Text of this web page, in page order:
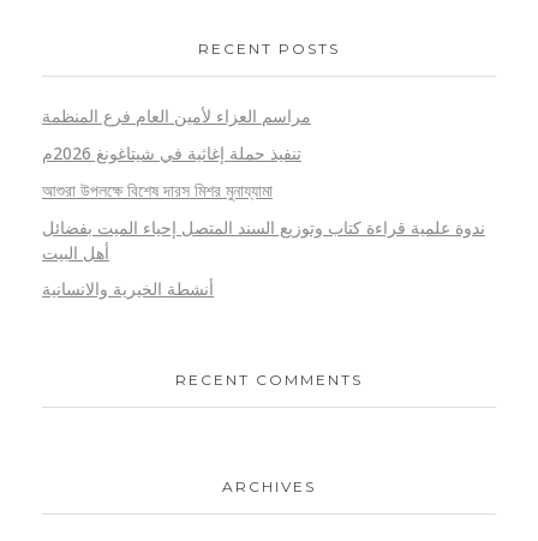
RECENT POSTS
مراسم العزاء لأمين العام فرع المنظمة
تنفيذ حملة إغاثية في شيتاغونغ 2026م
আশুরা উপলক্ষে বিশেষ দারস মিশর মুনায্যামা
ندوة علمية قراءة كتاب وتوزيع السند المتصل إحياء الميت بفضائل
أهل البيت
أنشطة الخيرية والانسانية
RECENT COMMENTS
ARCHIVES